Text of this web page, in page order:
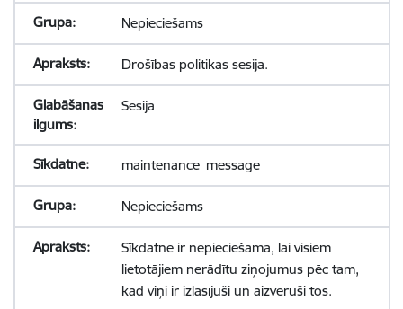
Nepieciešams
Drošības politikas sesija.
Sesija
maintenance_message
Nepieciešams
Sīkdatne ir nepieciešama, lai visiem
lietotājiem nerādītu ziņojumus pēc tam,
kad viņi ir izlasījuši un aizvēruši tos.